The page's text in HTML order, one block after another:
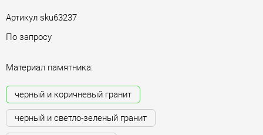
Артикул sku63237
По запросу
Материал памятника:
черный и коричневый гранит
черный и светло-зеленый гранит